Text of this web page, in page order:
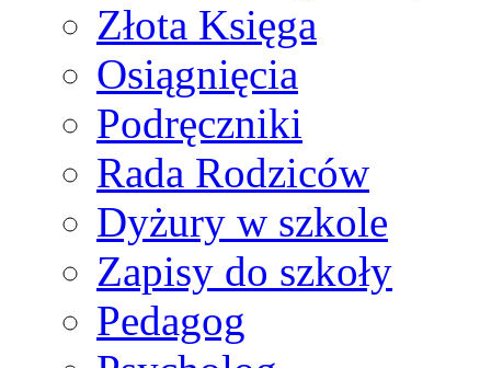
Złota Księga
Osiągnięcia
Podręczniki
Rada Rodziców
Dyżury w szkole
Zapisy do szkoły
Pedagog